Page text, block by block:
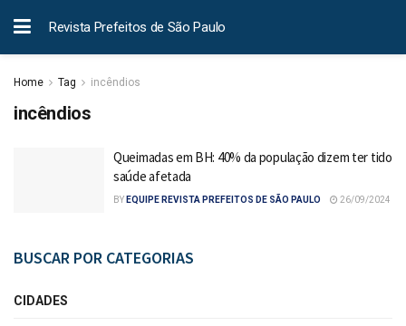
Revista Prefeitos de São Paulo
Home Tag incêndios
incêndios
Queimadas em BH: 40% da população dizem ter tido
saúde afetada
BY EQUIPE REVISTA PREFEITOS DE SÃO PAULO 26/09/2024
BUSCAR POR CATEGORIAS
CIDADES